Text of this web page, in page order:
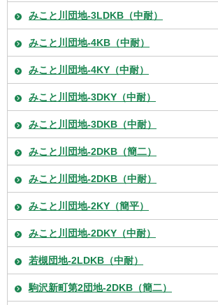
みこと川団地-3LDKB（中耐）
みこと川団地-4KB（中耐）
みこと川団地-4KY（中耐）
みこと川団地-3DKY（中耐）
みこと川団地-3DKB（中耐）
みこと川団地-2DKB（簡二）
みこと川団地-2DKB（中耐）
みこと川団地-2KY（簡平）
みこと川団地-2DKY（中耐）
若槻団地-2LDKB（中耐）
駒沢新町第2団地-2DKB（簡二）